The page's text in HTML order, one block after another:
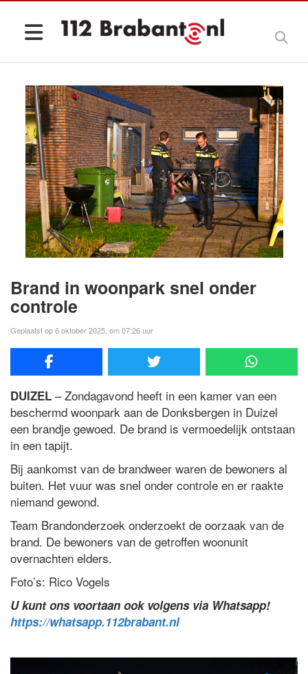
Brand in woonpark snel onder
controle
Geplaatst op 6 oktober 2025, om 07:26 uur
DUIZEL – Zondagavond heeft in een kamer van een
beschermd woonpark aan de Donksbergen in Duizel
een brandje gewoed. De brand is vermoedelijk ontstaan
in een tapijt.
Bij aankomst van de brandweer waren de bewoners al
buiten. Het vuur was snel onder controle en er raakte
niemand gewond.
Team Brandonderzoek onderzoekt de oorzaak van de
brand. De bewoners van de getroffen woonunit
overnachten elders.
Foto’s: Rico Vogels
U kunt ons voortaan ook volgens via Whatsapp!
https://whatsapp.112brabant.nl